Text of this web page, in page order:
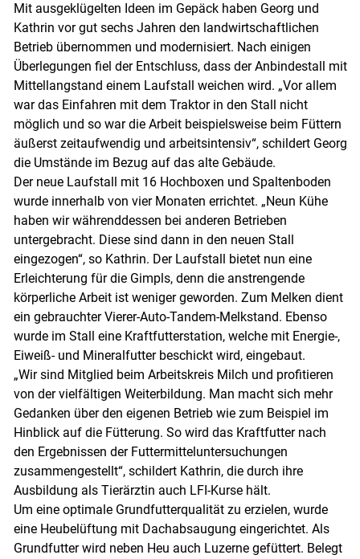
Skip to main content
Mit ausgeklügelten Ideen im Gepäck haben Georg und
Kathrin vor gut sechs Jahren den landwirtschaftlichen
Betrieb übernommen und modernisiert. Nach einigen
Überlegungen fiel der Entschluss, dass der Anbindestall mit
Mittellangstand einem Laufstall weichen wird. „Vor allem
war das Einfahren mit dem Traktor in den Stall nicht
möglich und so war die Arbeit beispielsweise beim Füttern
äußerst zeitaufwendig und arbeitsintensiv“, schildert Georg
die Umstände im Bezug auf das alte Gebäude.
Der neue Laufstall mit 16 Hochboxen und Spaltenboden
wurde innerhalb von vier Monaten errichtet. „Neun Kühe
haben wir währenddessen bei anderen Betrieben
untergebracht. Diese sind dann in den neuen Stall
eingezogen“, so Kathrin. Der Laufstall bietet nun eine
Erleichterung für die Gimpls, denn die anstrengende
körperliche Arbeit ist weniger geworden. Zum Melken dient
ein gebrauchter Vierer-Auto-Tandem-Melkstand. Ebenso
wurde im Stall eine Kraftfutterstation, welche mit Energie-,
Eiweiß- und Mineralfutter beschickt wird, eingebaut.
„Wir sind Mitglied beim Arbeitskreis Milch und profitieren
von der vielfältigen Weiterbildung. Man macht sich mehr
Gedanken über den eigenen Betrieb wie zum Beispiel im
Hinblick auf die Fütterung. So wird das Kraftfutter nach
den Ergebnissen der Futtermitteluntersuchungen
zusammengestellt“, schildert Kathrin, die durch ihre
Ausbildung als Tierärztin auch LFI-Kurse hält.
Um eine optimale Grundfutterqualität zu erzielen, wurde
eine Heubelüftung mit Dachabsaugung eingerichtet. Als
Grundfutter wird neben Heu auch Luzerne gefüttert. Belegt